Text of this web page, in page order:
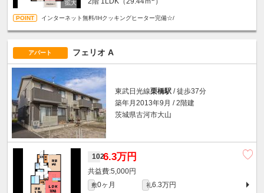
インターネット無料/IHクッキングヒーター完備☆/
アパート フェリオ A
東武日光線栗橋駅 / 徒歩37分
築年月2013年9月 / 2階建
茨城県古河市大山
1026.3万円
5,000円
敷0ヶ月 礼6.3万円